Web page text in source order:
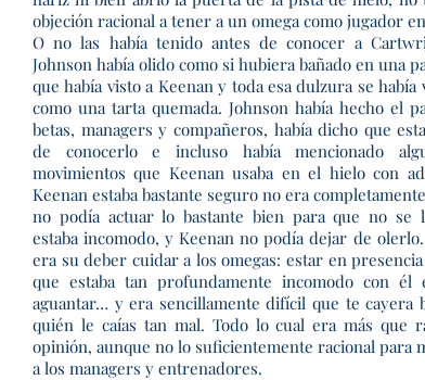
objeción racional a tener a un omega como jugador
O no las había tenido antes de conocer a
Johnson había olido como si hubiera bañado en una
que había visto a Keenan y toda esa dulzura se había
como una tarta quemada. Johnson había hecho el
betas, managers y compañeros, había dicho que
de conocerlo e incluso había mencionado
movimientos que Keenan usaba en el hielo con
Keenan estaba bastante seguro no era
no podía actuar lo bastante bien para que no se
estaba incomodo, y Keenan no podía dejar de
era su deber cuidar a los omegas: estar en
que estaba tan profundamente incomodo con
aguantar… y era sencillamente difícil que te cayera
quién le caías tan mal. Todo lo cual era más que
opinión, aunque no lo suficientemente racional para
a los managers y entrenadores.